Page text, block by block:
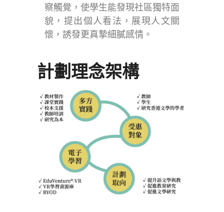
察觸覺，使學生能發現社區獨特面
貌，提出個人看法，展現人文關
懷，誘發更真摯細膩感情。
計劃理念架構